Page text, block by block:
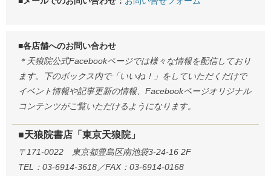
■各店舗へのお問い合わせ
＊天狼院公式Facebookページでは様々な情報を配信しており
ます。下のボックス内で「いいね！」をしていただくだけで
イベント情報や記事更新の情報、Facebookページオリジナル
コンテンツがご覧いただけるようになります。
■天狼院書店「東京天狼院」
〒171-0022 東京都豊島区南池袋3-24-16 2F
TEL：03-6914-3618／FAX：03-6914-0168